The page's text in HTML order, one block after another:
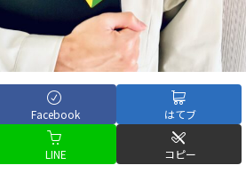
Facebook はてブ
LINE コピー